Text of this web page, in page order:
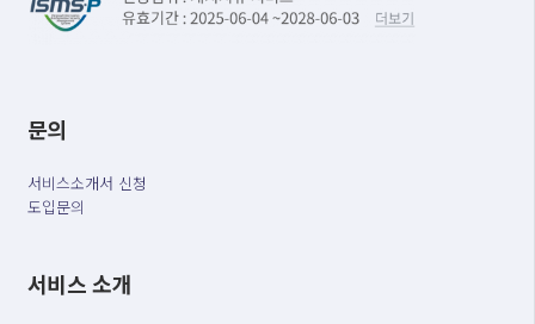
문의
서비스소개서 신청
도입문의
서비스 소개